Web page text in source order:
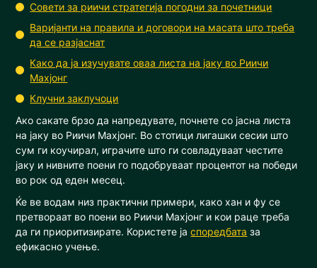
Совети за риичи стратегија погодни за почетници
Варијанти на правила и договори на масата што треба
да се разјаснат
Како да ја изучувате оваа листа на јаку во Риичи
Махјонг
Клучни заклучоци
Ако сакате брзо да напредувате, почнете со јасна листа
на јаку во Риичи Махјонг. Во стотици лигашки сесии што
сум ги коучирал, играчите што ги совладуваат честите
јаку и нивните поени го подобруваат процентот на победи
во рок од еден месец.
Ќе ве водам низ практични примери, како хан и фу се
претвораат во поени во Риичи Махјонг и кои раце треба
да ги приоритизирате. Користете јаспоредбата за
ефикасно учење.